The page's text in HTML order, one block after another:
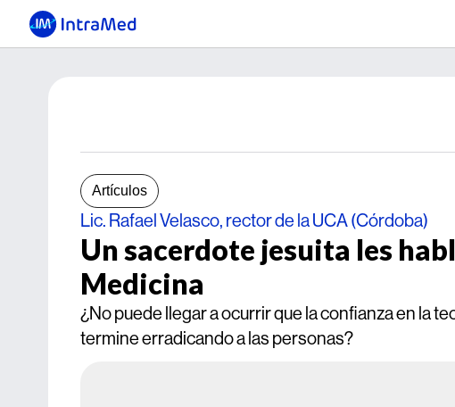
Artículos
Lic. Rafael Velasco, rector de la UCA (Córdoba)
Un sacerdote jesuita les
Medicina
¿No puede llegar a ocurrir que la confianza en la
termine erradicando a las personas?